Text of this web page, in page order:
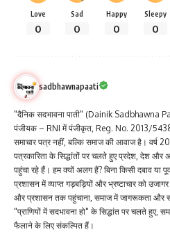
Love
0
Sad
0
Happy
0
Sleepy
0
sadbhawnapaati
"दैनिक सदभावना पाती" (Dainik Sadbhawna
पंजीयक – RNI में पंजीकृत, Reg. No. 2013/
समाचार पत्र नहीं, बल्कि समाज की आवाज है। वर्ष
पत्रकारिता के सिद्धांतों पर चलते हुए प्रदेश, देश और
पहुंचा रहे हैं। हम क्यों अलग हैं? बिना किसी दबाव या
प्रशासन में व्याप्त गड़बड़ियों और भ्रष्टाचार को
और प्रशासन तक पहुंचाना, समाज में जागरूकता और
"प्राणियों में सदभावना हो" के सिद्धांत पर चलते हुए,
फैलाने के लिए संकल्पित हैं।